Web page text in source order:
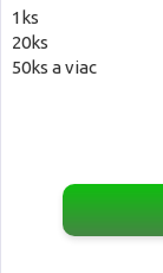
1ks
20ks
50ks a viac